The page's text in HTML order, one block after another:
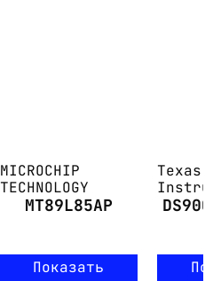
MICROCHIP
TECHNOLOGY
MT89L85AP
Показать
Texas